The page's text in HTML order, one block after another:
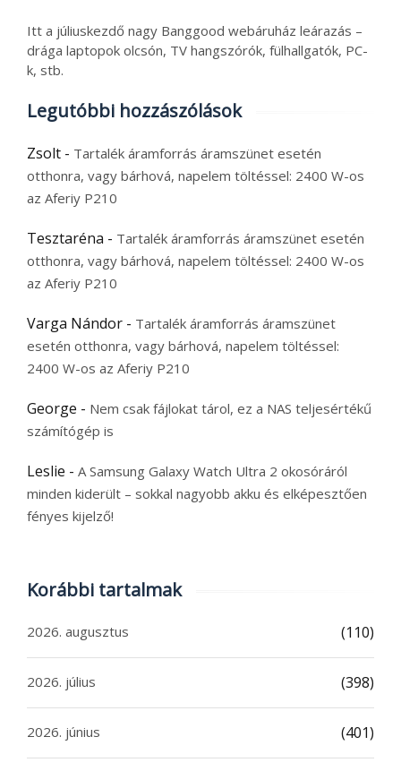
Itt a júliuskezdő nagy Banggood webáruház leárazás –
drága laptopok olcsón, TV hangszórók, fülhallgatók, PC-
k, stb.
Legutóbbi hozzászólások
Zsolt - Tartalék áramforrás áramszünet esetén
otthonra, vagy bárhová, napelem töltéssel: 2400 W-os
az Aferiy P210
Tesztaréna - Tartalék áramforrás áramszünet esetén
otthonra, vagy bárhová, napelem töltéssel: 2400 W-os
az Aferiy P210
Varga Nándor - Tartalék áramforrás áramszünet
esetén otthonra, vagy bárhová, napelem töltéssel:
2400 W-os az Aferiy P210
George - Nem csak fájlokat tárol, ez a NAS teljesértékű
számítógép is
Leslie - A Samsung Galaxy Watch Ultra 2 okosóráról
minden kiderült – sokkal nagyobb akku és elképesztően
fényes kijelző!
Korábbi tartalmak
2026. augusztus (110)
2026. július (398)
2026. június (401)